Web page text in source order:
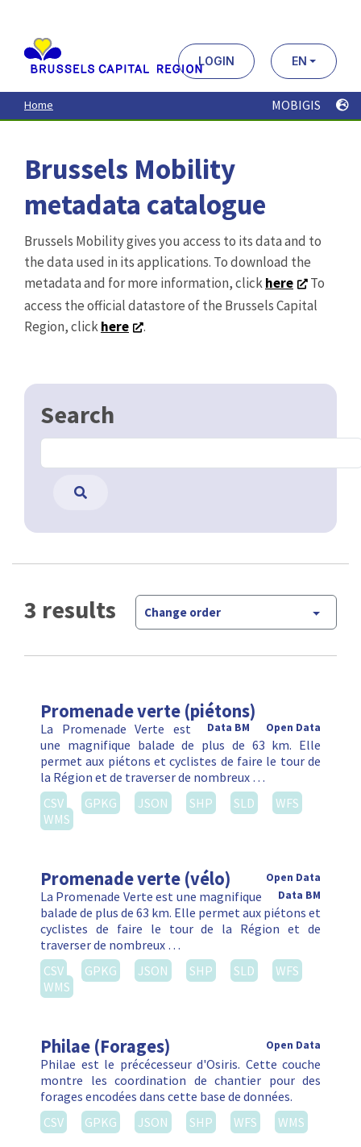
contenu
principal
LOGIN EN
Home MOBIGIS
Brussels Mobility
metadata catalogue
Brussels Mobility gives you access to its data and to
the data used in its applications. To download the
metadata and for more information, clickhere
To
access the official datastore of the Brussels Capital
Region, clickhere .
Search
3 results Change order
Promenade verte (piétons)
Open Data
Data BM
La Promenade Verte est
une magnifique balade de plus de 63 km. Elle
permet aux piétons et cyclistes de faire le tour de
la Région et de traverser de nombreux …
CSV
GPKG JSON SHP SLD
WFS
WMS
Promenade verte (vélo)
Open Data
Data BM
La Promenade Verte est une magnifique
balade de plus de 63 km. Elle permet aux piétons et
cyclistes de faire le tour de la Région et de
traverser de nombreux …
CSV
GPKG JSON SHP SLD
WFS
WMS
Philae (Forages) Open Data
Philae est le précécesseur d'Osiris. Cette couche
montre les coordination de chantier pour des
forages encodées dans cette base de données.
CSV
GPKG JSON SHP WFS WMS